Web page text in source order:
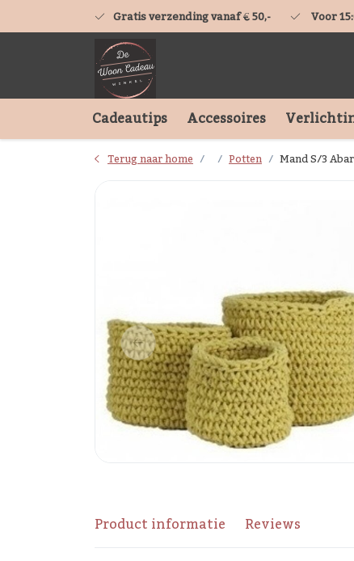
Gratis verzending vanaf € 50,- Voor
Cadeautips Accessoires
Terug naar home Potten Mand S/3
Product informatie Reviews